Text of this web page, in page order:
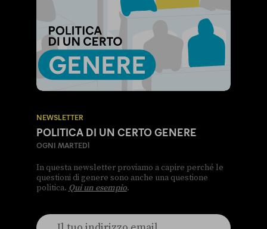
NEWSLETTER
POLITICA DI UN CERTO GENERE
OGNI MARTEDÌ
In questa newsletter proviamo a capire perché le
questioni di genere sono anche una questione
politica. Qui un esempio.